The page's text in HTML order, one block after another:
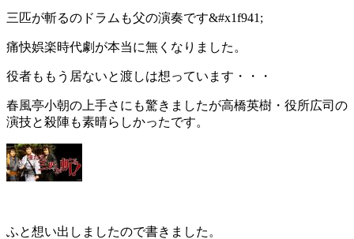
三匹が斬るのドラムも父の演奏です&#x1f941;
痛快娯楽時代劇が本当に無くなりました。
役者ももう居ないと渡しは想っています・・・
春風亭小朝の上手さにも驚きましたが高橋英樹・役所広司の
演技と殺陣も素晴らしかったです。
ふと想い出しましたので書きました。